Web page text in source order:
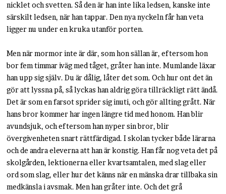
nicklet och svetten. Så den är han inte lika ledsen, kanske inte
särskilt ledsen, när han tappar. Den nya nyckeln får han veta
ligger nu under en kruka utanför porten.
Men när mormor inte är där, som hon sällan är, eftersom hon
bor fem timmar iväg med tåget, gråter han inte. Mumlande läxar
han upp sig själv. Du är dålig, låter det som. Och hur ont det än
gör att lyssna på, så lyckas han aldrig göra tillräckligt rätt ändå.
Det är som en farsot sprider sig inuti, och gör allting grått. När
hans bror kommer har ingen längre tid med honom. Han blir
avundsjuk, och eftersom han nyper sin bror, blir
övergivenheten snart rättfärdigad. I skolan tycker både lärarna
och de andra eleverna att han är konstig. Han får nog veta det på
skolgården, lektionerna eller kvartsamtalen, med slag eller
ord som slag, eller hur det känns när en mänska drar tillbaka sin
medkänsla i avsmak. Men han gråter inte. Och det grå